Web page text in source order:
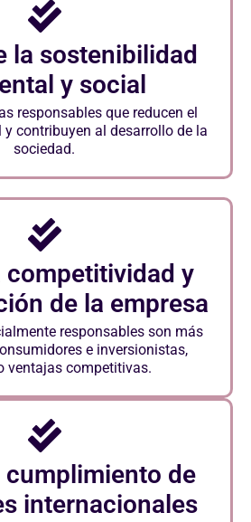
la sostenibilidad
y social
responsables que reducen el
contribuyen al desarrollo de la
sociedad.
competitividad y
de la empresa
responsables son más
e inversionistas,
ventajas competitivas.
cumplimiento de
internacionales